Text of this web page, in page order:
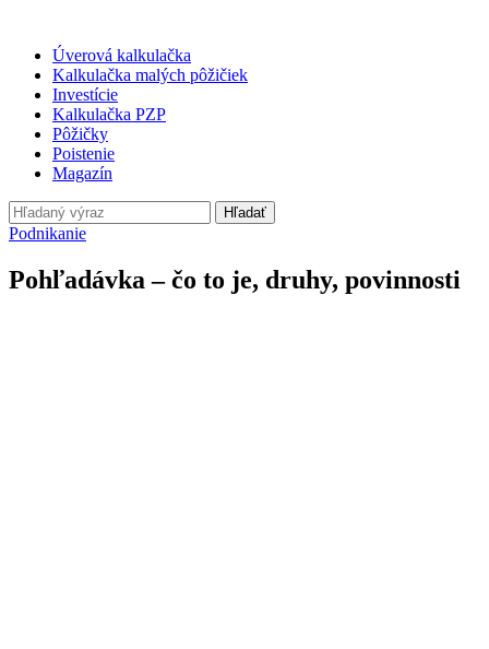
Úverová kalkulačka
Kalkulačka malých pôžičiek
Investície
Kalkulačka PZP
Pôžičky
Poistenie
Magazín
Hľadať
Podnikanie
Pohľadávka – čo to je, druhy, povinnosti